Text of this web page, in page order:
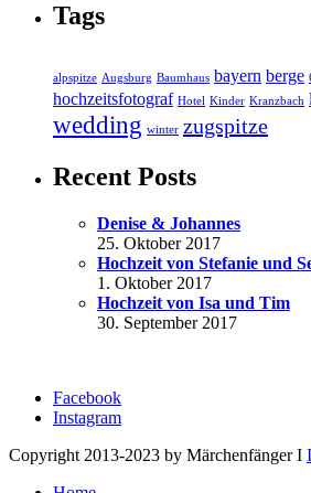
Tags
alpspitze Augsburg Baumhaus bayern berge
hochzeitsfotograf Hotel Kinder Kranzbach
wedding winter zugspitze
Recent Posts
Denise & Johannes
25. Oktober 2017
Hochzeit von Stefanie und
1. Oktober 2017
Hochzeit von Isa und Tim
30. September 2017
Facebook
Instagram
Copyright 2013-2023 by Märchenfänger I